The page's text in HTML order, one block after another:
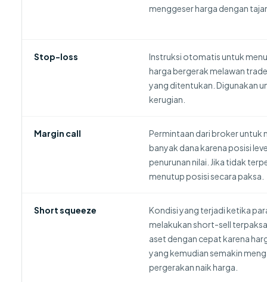
menggeser harga dengan
Stop-loss
Instruksi otomatis untuk
harga bergerak melawan
yang ditentukan. Digunakan
kerugian.
Margin call
Permintaan dari broker untuk
banyak dana karena posisi
penurunan nilai. Jika tidak
menutup posisi secara paksa.
Short squeeze
Kondisi yang terjadi ketika
melakukan short-sell
aset dengan cepat karena
yang kemudian semakin
pergerakan naik harga.